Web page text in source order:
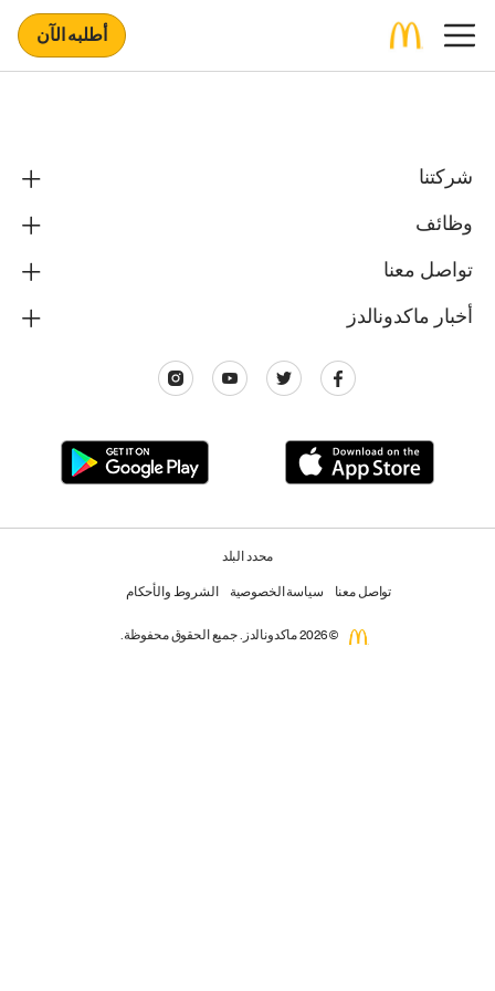
أطلبه الآن
شركتنا
وظائف
تواصل معنا
أخبار ماكدونالدز
محدد البلد
تواصل معنا سياسة الخصوصية الشروط والأحكام
© 2026 ماكدونالدز. جميع الحقوق محفوظة.